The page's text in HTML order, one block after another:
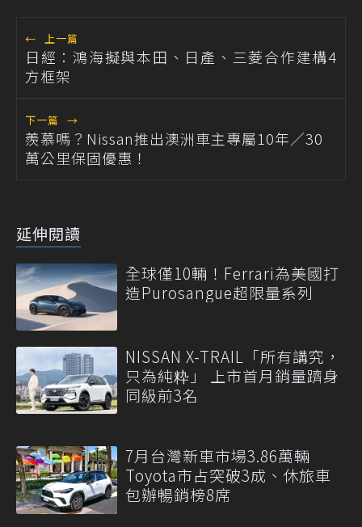
← 上一篇
日經：鴻海擬與本田、日產、三菱合作建構4
方框架
下一篇 →
羨慕嗎？Nissan推出澳洲車主專屬10年／30
萬公里保固優惠！
延伸閱讀
全球僅10輛！Ferrari為美國打
造Purosangue超限量系列
NISSAN X-TRAIL「所有講究，
只為純粋」 上市首月銷量躋身
同級前3名
7月台灣新車市場3.86萬輛
Toyota市占突破3成、休旅車
包辦暢銷榜8席